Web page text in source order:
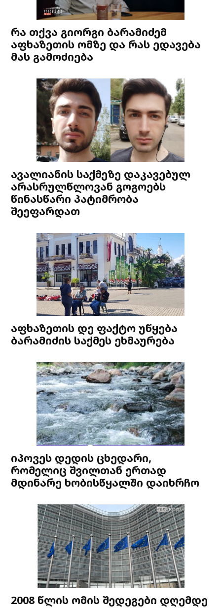
რა თქვა გიორგი ბარამიძემ
აფხაზეთის ომზე და რას ედავება
მას გამოძიება
ავალიანის საქმეზე დაკავებულ
არასრულწლოვან გოგოებს
წინასწარი პატიმრობა
შეეფარდათ
აფხაზეთის დე ფაქტო უწყება
ბარამიძის საქმეს ეხმაურება
იპოვეს დედის ცხედარი,
რომელიც შვილთან ერთად
მდინარე ხობისწყალში დაიხრჩო
2008 წლის ომის შედეგები დღემდე